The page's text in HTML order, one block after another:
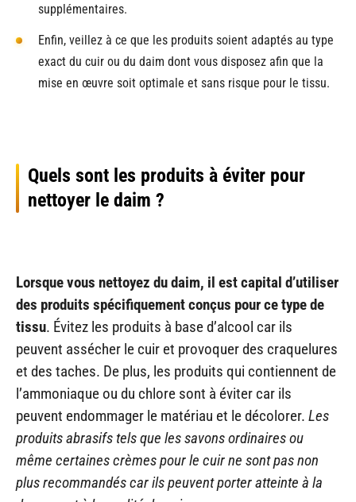
supplémentaires.
Enfin, veillez à ce que les produits soient adaptés au type
exact du cuir ou du daim dont vous disposez afin que la
mise en œuvre soit optimale et sans risque pour le tissu.
Quels sont les produits à éviter pour
nettoyer le daim ?
Lorsque vous nettoyez du daim, il est capital d’utiliser
des produits spécifiquement conçus pour ce type de
tissu. Évitez les produits à base d’alcool car ils
peuvent assécher le cuir et provoquer des craquelures
et des taches. De plus, les produits qui contiennent de
l’ammoniaque ou du chlore sont à éviter car ils
peuvent endommager le matériau et le décolorer. Les
produits abrasifs tels que les savons ordinaires ou
même certaines crèmes pour le cuir ne sont pas non
plus recommandés car ils peuvent porter atteinte à la